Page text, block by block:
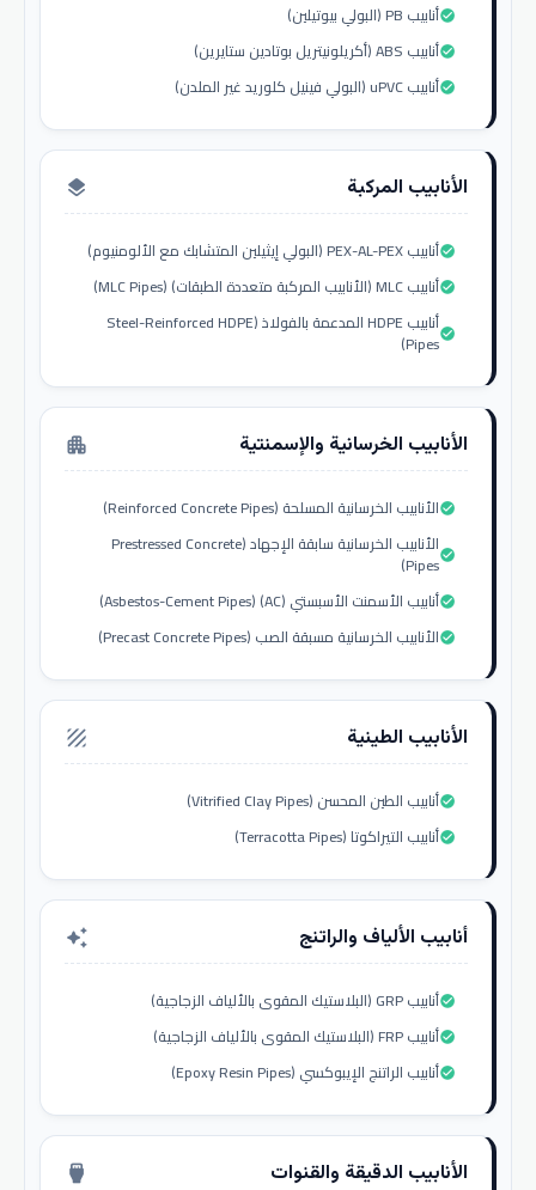
أنابيب PB (البولي بيوتيلين)check_circle
أنابيب ABS (أكريلونيتريل بوتادين ستايرين)check_circle
أنابيب uPVC (البولي فينيل كلوريد غير الملدن)check_circle
الأنابيب المركبة layers
أنابيب PEX-AL-PEX (البولي إيثيلين المتشابك مع الألومنيوم)check_circle
أنابيب MLC (الأنابيب المركبة متعددة الطبقات) (MLC Pipes)check_circle
أنابيب HDPE المدعمة بالفولاذ (Steel-Reinforced HDPE
Pipes)check_circle
الأنابيب الخرسانية والإسمنتية apartment
الأنابيب الخرسانية المسلحة (Reinforced Concrete Pipes)check_circle
الأنابيب الخرسانية سابقة الإجهاد (Prestressed Concrete
Pipes)check_circle
أنابيب الأسمنت الأسبستي (AC) (Asbestos-Cement Pipes)check_circle
الأنابيب الخرسانية مسبقة الصب (Precast Concrete Pipes)check_circle
الأنابيب الطينية texture
أنابيب الطين المحسن (Vitrified Clay Pipes)check_circle
أنابيب التيراكوتا (Terracotta Pipes)check_circle
أنابيب الألياف والراتنج auto_awesome
أنابيب GRP (البلاستيك المقوى بالألياف الزجاجية)check_circle
أنابيب FRP (البلاستيك المقوى بالألياف الزجاجية)check_circle
أنابيب الراتنج الإيبوكسي (Epoxy Resin Pipes)check_circle
الأنابيب الدقيقة والقنوات settings_input_hdmi